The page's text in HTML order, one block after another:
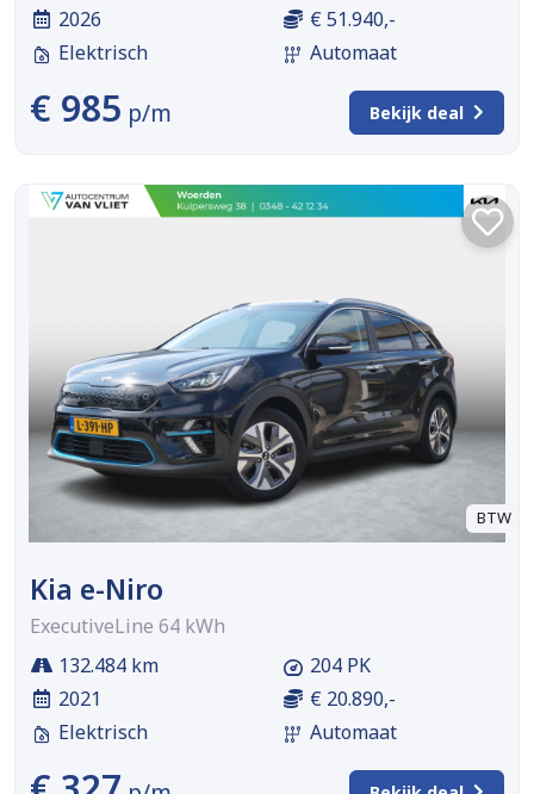
2026
Elektrisch
€ 51.940,-
Automaat
€ 985 p/m Bekijk deal
BTW
Kia e-Niro
ExecutiveLine 64 kWh
132.484 km
2021
Elektrisch
204 PK
€ 20.890,-
Automaat